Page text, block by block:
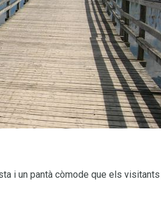
i un pantà còmode que els